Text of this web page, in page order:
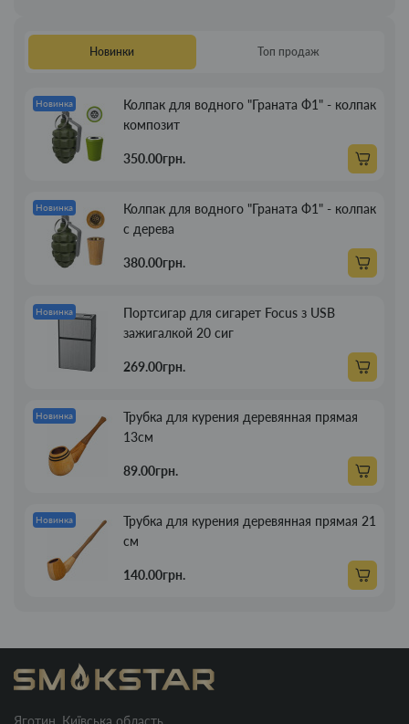
Новинки Топ продаж
Новинка
Колпак для водного "Граната Ф1" - колпак
композит
350.00грн.
Новинка
Колпак для водного "Граната Ф1" - колпак
с дерева
380.00грн.
Новинка
Портсигар для сигарет Focus з USB
зажигалкой 20 сиг
269.00грн.
Новинка
Трубка для курения деревянная прямая
13см
89.00грн.
Новинка
Трубка для курения деревянная прямая 21
см
140.00грн.
Яготин, Київська область